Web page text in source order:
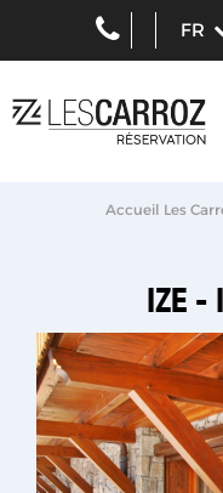
Accueil Les
IZE -